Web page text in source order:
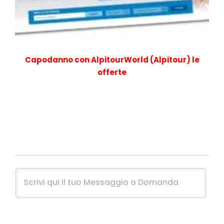
Capodanno con AlpitourWorld (Alpitour) le
offerte